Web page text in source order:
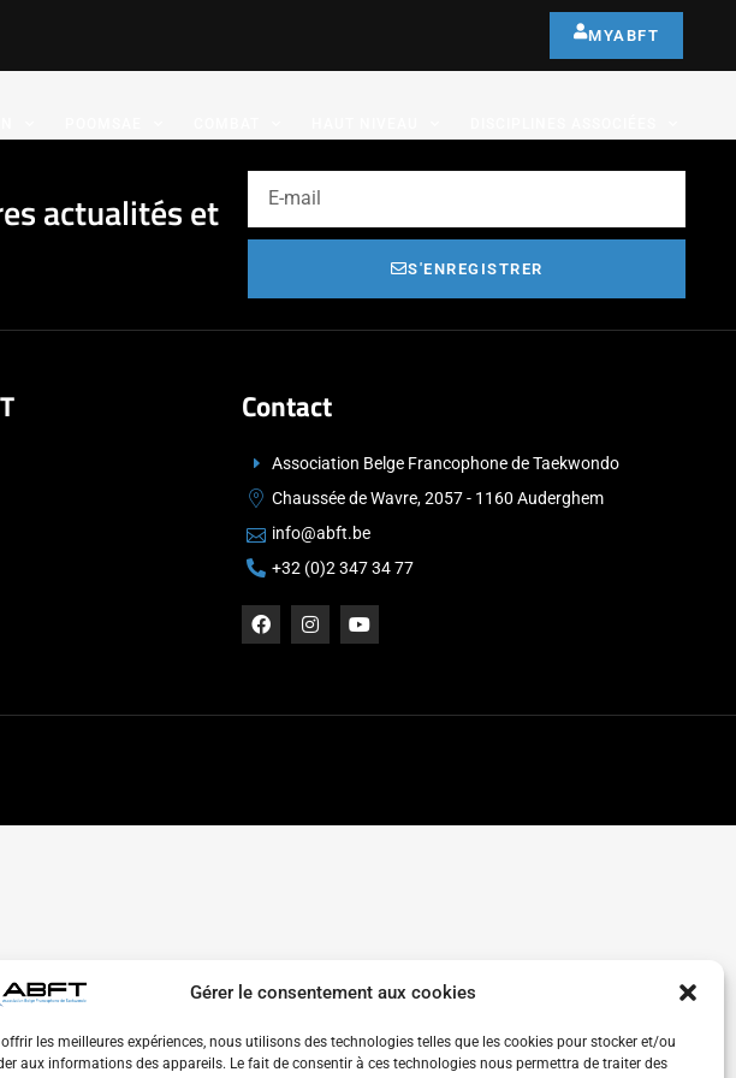
Gérer le consentement aux cookies
offrir les meilleures expériences, nous utilisons des technologies telles que les cookies pour stocker et/ou
aux informations des appareils. Le fait de consentir à ces technologies nous permettra de traiter des
MYABFT
actualités et
S'ENREGISTRER
Contact
Association Belge Francophone de Taekwondo
Chaussée de Wavre, 2057 - 1160 Auderghem
info@abft.be
+32 (0)2 347 34 77